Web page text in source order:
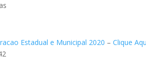
Estadual e Municipal 2020 –Clique